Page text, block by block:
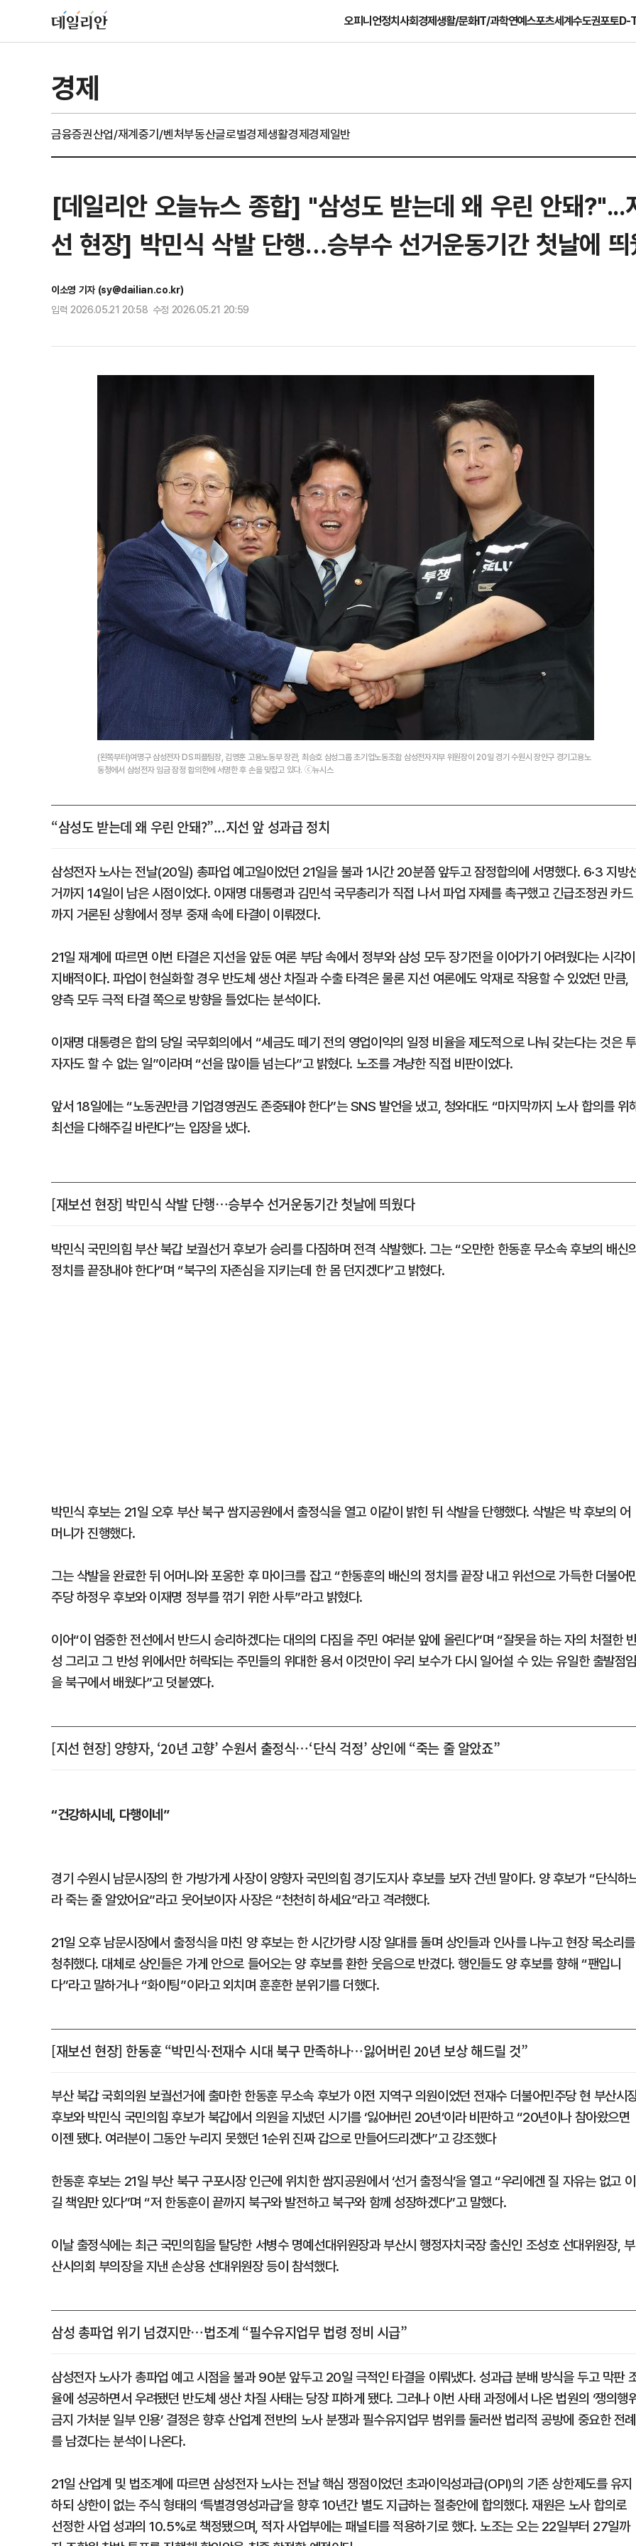
오피니언정치사회경제생활/문화IT/과학연예스포츠세계수도권포토D-
경제
금융증권산업/재계중기/벤처부동산글로벌경제생활경제경제일반
[데일리안 오늘뉴스 종합] "삼성도 받는데 왜 우린 안돼
선 현장] 박민식 삭발 단행…승부수 선거운동기간 첫날에 띄
이소영 기자 (sy@dailian.co.kr)
입력 2026.05.21 20:58 수정 2026.05.21 20:59
(왼쪽부터)여명구 삼성전자 DS피플팀장, 김영훈 고용노동부 장관, 최승호 삼성그룹 초기업노동조합 삼성전자지부 위원장이 20일 경기 수원시 장안구 경기고용노
동청에서 삼성전자 임금 잠정 합의한에 서명한 후 손을 맞잡고 있다. ⓒ뉴시스
“삼성도 받는데 왜 우린 안돼?”...지선 앞 성과급 정치
삼성전자 노사는 전날(20일) 총파업 예고일이었던 21일을 불과 1시간 20분쯤 앞두고 잠정합의에 서명했다. 6·3 지방
거까지 14일이 남은 시점이었다. 이재명 대통령과 김민석 국무총리가 직접 나서 파업 자제를 촉구했고 긴급조정권 카드
까지 거론된 상황에서 정부 중재 속에 타결이 이뤄졌다.
21일 재계에 따르면 이번 타결은 지선을 앞둔 여론 부담 속에서 정부와 삼성 모두 장기전을 이어가기 어려웠다는 시각이
지배적이다. 파업이 현실화할 경우 반도체 생산 차질과 수출 타격은 물론 지선 여론에도 악재로 작용할 수 있었던 만큼,
양측 모두 극적 타결 쪽으로 방향을 틀었다는 분석이다.
이재명 대통령은 합의 당일 국무회의에서 “세금도 떼기 전의 영업이익의 일정 비율을 제도적으로 나눠 갖는다는 것은 투
자자도 할 수 없는 일”이라며 “선을 많이들 넘는다”고 밝혔다. 노조를 겨냥한 직접 비판이었다.
앞서 18일에는 “노동권만큼 기업경영권도 존중돼야 한다”는 SNS 발언을 냈고, 청와대도 “마지막까지 노사 합의를 위
최선을 다해주길 바란다”는 입장을 냈다.
[재보선 현장] 박민식 삭발 단행…승부수 선거운동기간 첫날에 띄웠다
박민식 국민의힘 부산 북갑 보궐선거 후보가 승리를 다짐하며 전격 삭발했다. 그는 “오만한 한동훈 무소속 후보의 배신
정치를 끝장내야 한다”며 “북구의 자존심을 지키는데 한 몸 던지겠다”고 밝혔다.
박민식 후보는 21일 오후 부산 북구 쌈지공원에서 출정식을 열고 이같이 밝힌 뒤 삭발을 단행했다. 삭발은 박 후보의 어
머니가 진행했다.
그는 삭발을 완료한 뒤 어머니와 포옹한 후 마이크를 잡고 “한동훈의 배신의 정치를 끝장 내고 위선으로 가득한 더불어
주당 하정우 후보와 이재명 정부를 꺾기 위한 사투”라고 밝혔다.
이어“이 엄중한 전선에서 반드시 승리하겠다는 대의의 다짐을 주민 여러분 앞에 올린다”며 “잘못을 하는 자의 처절한
성 그리고 그 반성 위에서만 허락되는 주민들의 위대한 용서 이것만이 우리 보수가 다시 일어설 수 있는 유일한 출발점
을 북구에서 배웠다”고 덧붙였다.
[지선 현장] 양향자, ‘20년 고향’ 수원서 출정식…‘단식 걱정’ 상인에 “죽는 줄 알았죠”
“건강하시네, 다행이네”
경기 수원시 남문시장의 한 가방가게 사장이 양향자 국민의힘 경기도지사 후보를 보자 건넨 말이다. 양 후보가 “단식하
라 죽는 줄 알았어요”라고 웃어보이자 사장은 “천천히 하세요”라고 격려했다.
21일 오후 남문시장에서 출정식을 마친 양 후보는 한 시간가량 시장 일대를 돌며 상인들과 인사를 나누고 현장 목소리를
청취했다. 대체로 상인들은 가게 안으로 들어오는 양 후보를 환한 웃음으로 반겼다. 행인들도 양 후보를 향해 “팬입니
다”라고 말하거나 “화이팅”이라고 외치며 훈훈한 분위기를 더했다.
[재보선 현장] 한동훈 “박민식·전재수 시대 북구 만족하나…잃어버린 20년 보상 해드릴 것”
부산 북갑 국회의원 보궐선거에 출마한 한동훈 무소속 후보가 이전 지역구 의원이었던 전재수 더불어민주당 현 부산시
후보와 박민식 국민의힘 후보가 북갑에서 의원을 지냈던 시기를 ‘잃어버린 20년’이라 비판하고 “20년이나 참아왔으면
이젠 됐다. 여러분이 그동안 누리지 못했던 1순위 진짜 갑으로 만들어드리겠다”고 강조했다
한동훈 후보는 21일 부산 북구 구포시장 인근에 위치한 쌈지공원에서 ‘선거 출정식’을 열고 “우리에겐 질 자유는 없고 이
길 책임만 있다”며 “저 한동훈이 끝까지 북구와 발전하고 북구와 함께 성장하겠다”고 말했다.
이날 출정식에는 최근 국민의힘을 탈당한 서병수 명예선대위원장과 부산시 행정자치국장 출신인 조성호 선대위원장, 부
산시의회 부의장을 지낸 손상용 선대위원장 등이 참석했다.
삼성 총파업 위기 넘겼지만…법조계 “필수유지업무 법령 정비 시급”
삼성전자 노사가 총파업 예고 시점을 불과 90분 앞두고 20일 극적인 타결을 이뤄냈다. 성과급 분배 방식을 두고 막판
율에 성공하면서 우려됐던 반도체 생산 차질 사태는 당장 피하게 됐다. 그러나 이번 사태 과정에서 나온 법원의 ‘쟁의행
금지 가처분 일부 인용’ 결정은 향후 산업계 전반의 노사 분쟁과 필수유지업무 범위를 둘러싼 법리적 공방에 중요한 전례
를 남겼다는 분석이 나온다.
21일 산업계 및 법조계에 따르면 삼성전자 노사는 전날 핵심 쟁점이었던 초과이익성과급(OPI)의 기존 상한제도를 유지
하되 상한이 없는 주식 형태의 ‘특별경영성과급’을 향후 10년간 별도 지급하는 절충안에 합의했다. 재원은 노사 합의로
선정한 사업 성과의 10.5%로 책정됐으며, 적자 사업부에는 패널티를 적용하기로 했다. 노조는 오는 22일부터 27일까